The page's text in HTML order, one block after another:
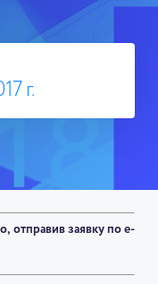
г.
отправив заявку по e-